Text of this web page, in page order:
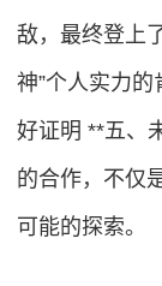
敌，最终登上
神”个人实力
好证明 **五、
的合作，不仅
可能的探索。